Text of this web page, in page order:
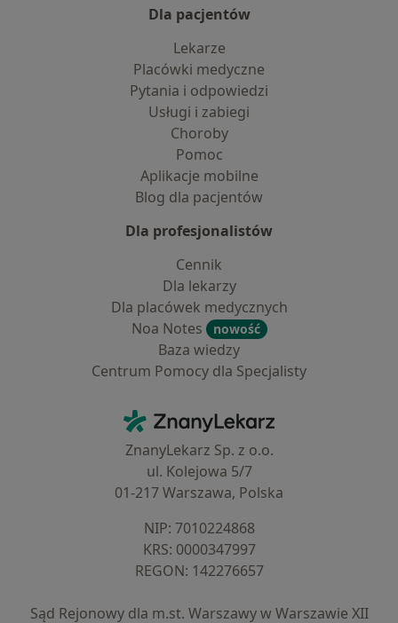
Dla pacjentów
Lekarze
Placówki medyczne
Pytania i odpowiedzi
Usługi i zabiegi
Choroby
Pomoc
Aplikacje mobilne
Blog dla pacjentów
Dla profesjonalistów
Cennik
Dla lekarzy
Dla placówek medycznych
Noa Notes
nowość
Baza wiedzy
Centrum Pomocy dla Specjalisty
ZnanyLekarz - Strona główna
ZnanyLekarz Sp. z o.o.
ul. Kolejowa 5/7
01-217 Warszawa, Polska
NIP: ⁠7010224868
KRS: ⁠0000347997
REGON: ⁠142276657
Sąd Rejonowy dla m.st. Warszawy w Warszawie XII